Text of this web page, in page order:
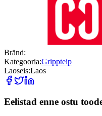
Bränd:
Kategooria:Grippteip
Laoseis:Laos
Eelistad enne ostu